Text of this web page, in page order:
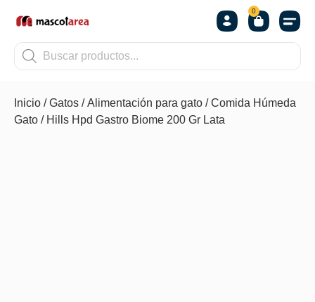
0
Inicio /Gatos /Alimentación para gato /Comida Húmeda
Gato / Hills Hpd Gastro Biome 200 Gr Lata